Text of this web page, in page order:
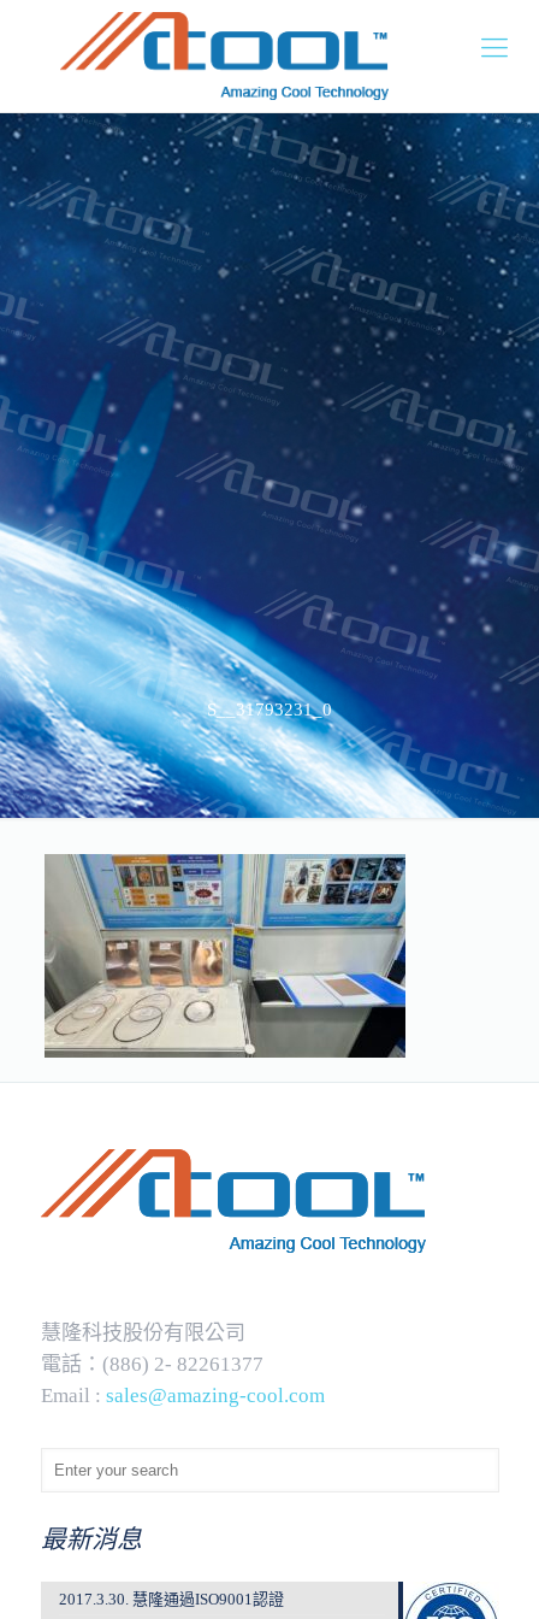
S__31793231_0
慧隆科技股份有限公司
電話：(886) 2- 82261377
Email : sales@amazing-cool.com
最新消息
2017.3.30. 慧隆通過ISO9001認證